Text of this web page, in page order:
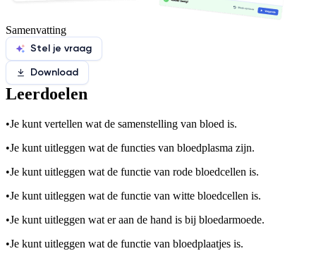
Samenvatting
Stel je vraag
Download
Leerdoelen
•Je kunt vertellen wat de samenstelling van bloed is.
•Je kunt uitleggen wat de functies van bloedplasma zijn.
•Je kunt uitleggen wat de functie van rode bloedcellen is.
•Je kunt uitleggen wat de functie van witte bloedcellen is.
•Je kunt uitleggen wat er aan de hand is bij bloedarmoede.
•Je kunt uitleggen wat de functie van bloedplaatjes is.